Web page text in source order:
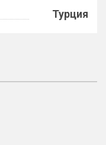
Турция